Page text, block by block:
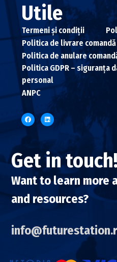
Utile
Termeni și condiții
Politica de livrare comandă
Politica de anulare
Politica GDPR – siguranța
personal
ANPC
Get in touch!
Want to learn more
and resources?